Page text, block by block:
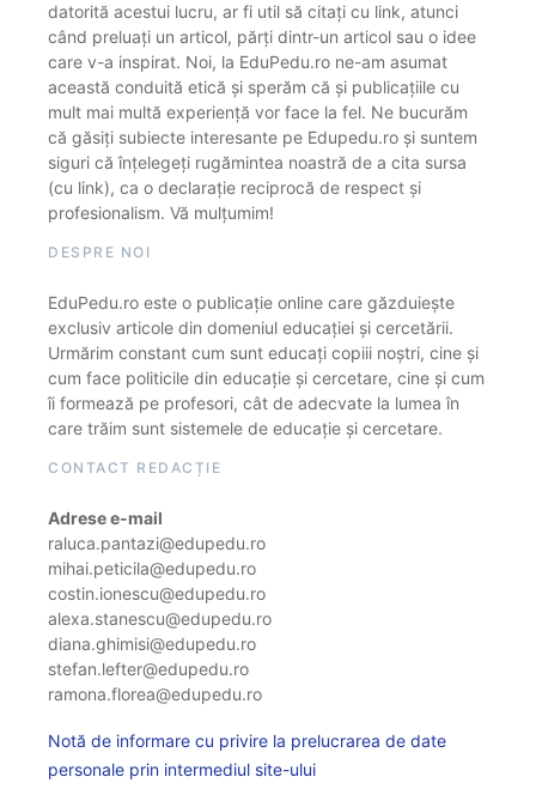
datorită acestui lucru, ar fi util să citați cu link, atunci
când preluați un articol, părți dintr-un articol sau o idee
care v-a inspirat. Noi, la EduPedu.ro ne-am asumat
această conduită etică și sperăm că și publicațiile cu
mult mai multă experiență vor face la fel. Ne bucurăm
că găsiți subiecte interesante pe Edupedu.ro și suntem
siguri că înțelegeți rugămintea noastră de a cita sursa
(cu link), ca o declarație reciprocă de respect și
profesionalism. Vă mulțumim!
DESPRE NOI
EduPedu.ro este o publicație online care găzduiește
exclusiv articole din domeniul educației și cercetării.
Urmărim constant cum sunt educați copiii noștri, cine și
cum face politicile din educație și cercetare, cine și cum
îi formează pe profesori, cât de adecvate la lumea în
care trăim sunt sistemele de educație și cercetare.
CONTACT REDACȚIE
Adrese e-mail
raluca.pantazi@edupedu.ro
mihai.peticila@edupedu.ro
costin.ionescu@edupedu.ro
alexa.stanescu@edupedu.ro
diana.ghimisi@edupedu.ro
stefan.lefter@edupedu.ro
ramona.florea@edupedu.ro
Notă de informare cu privire la prelucrarea de date
personale prin intermediul site-ului